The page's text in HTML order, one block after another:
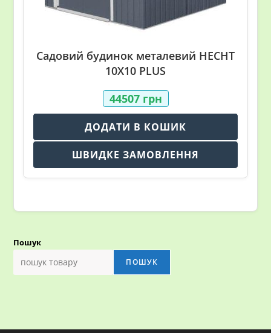
Садовий будинок металевий HECHT
10X10 PLUS
44507 грн
ДОДАТИ В КОШИК
ШВИДКЕ ЗАМОВЛЕННЯ
Пошук
ПОШУК